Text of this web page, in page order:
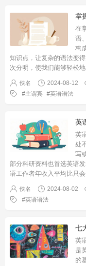
在
语
构
知识点，让复杂的语法变
次分明，使我们能够轻松
佚名 2024-08-12
主谓宾
英语语法
英
英
处
写
部分科研资料也首选英语
语工作者年收入平均比只
佚名 2024-08-02
英语语法
英
是
的